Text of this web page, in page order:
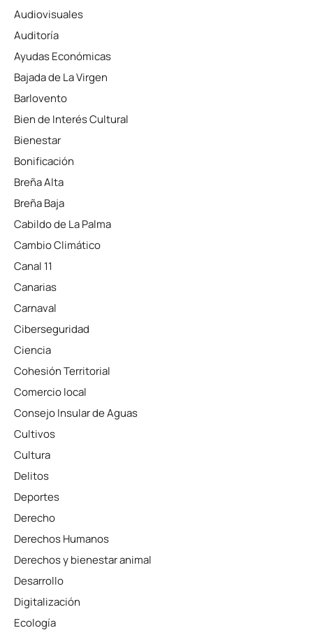
Audiovisuales
Auditoría
Ayudas Económicas
Bajada de La Virgen
Barlovento
Bien de Interés Cultural
Bienestar
Bonificación
Breña Alta
Breña Baja
Cabildo de La Palma
Cambio Climático
Canal 11
Canarias
Carnaval
Ciberseguridad
Ciencia
Cohesión Territorial
Comercio local
Consejo Insular de Aguas
Cultivos
Cultura
Delitos
Deportes
Derecho
Derechos Humanos
Derechos y bienestar animal
Desarrollo
Digitalización
Ecología